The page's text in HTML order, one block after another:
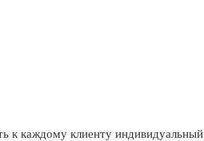
к каждому клиенту индивидуальный